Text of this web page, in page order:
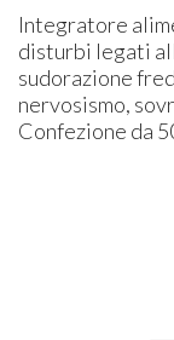
Integratore
disturbi legati
sudorazione
nervosismo,
Confezione da